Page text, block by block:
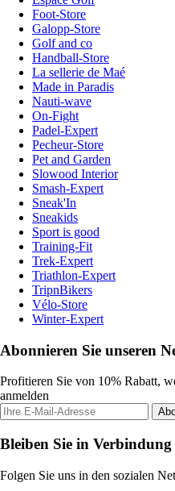
Foot-Store
Galopp-Store
Golf and co
Handball-Store
La sellerie de Maé
Made in Paradis
Nauti-wave
On-Fight
Padel-Expert
Pecheur-Store
Pet and Garden
Slowood Interior
Smash-Expert
Sneak'In
Sneakids
Sport is good
Training-Fit
Trek-Expert
Triathlon-Expert
TripnBikers
Vélo-Store
Winter-Expert
Abonnieren Sie unseren
Profitieren Sie von 10% Rabatt,
anmelden
Bleiben Sie in Verbindung
Folgen Sie uns in den sozialen